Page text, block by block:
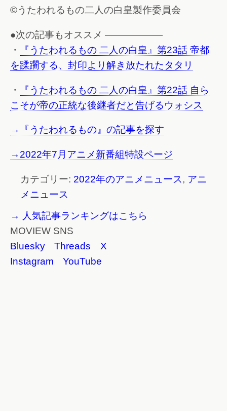
©うたわれるもの二人の白皇製作委員会
●次の記事もオススメ ——————
・
『うたわれるもの 二人の白皇』第23話 帝都
を蹂躙する、封印より解き放たれたタタリ
・
『うたわれるもの 二人の白皇』第22話 自ら
こそが帝の正統な後継者だと告げるウォシス
→『うたわれるもの』の記事を探す
→2022年7月アニメ新番組特設ページ
カテゴリー: 2022年のアニメニュース, アニ
メニュース
→ 人気記事ランキングはこちら
MOVIEW SNS
Bluesky
Threads
X
Instagram
YouTube